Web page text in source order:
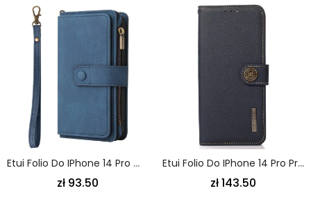
Etui Folio Do IPhone 14 Pro Wielofunkcyjne Zoptymalizowane Etui Na Karty
zł 93.50
Etui Folio Do IPhone 14 Pro Prawdziwa Skóra Khazneh Rfid
zł 143.50